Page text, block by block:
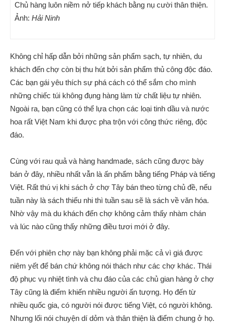
Chủ hàng luôn niềm nở tiếp khách bằng nụ cười thân thiện.
Ảnh: Hải Ninh
Không chỉ hấp dẫn bởi những sản phẩm sạch, tự nhiên, du
khách đến chợ còn bị thu hút bởi sản phẩm thủ công độc đáo.
Các bạn gái yêu thích sự phá cách có thể sắm cho mình
những chiếc túi không đụng hàng làm từ chất liệu tự nhiên.
Ngoài ra, bạn cũng có thể lựa chọn các loại tinh dầu và nước
hoa rất Việt Nam khi được pha trộn với công thức riêng, độc
đáo.
Cùng với rau quả và hàng handmade, sách cũng được bày
bán ở đây, nhiều nhất vẫn là ấn phẩm bằng tiếng Pháp và tiếng
Việt. Rất thú vị khi sách ở chợ Tây bán theo từng chủ đề, nếu
tuần này là sách thiếu nhi thì tuần sau sẽ là sách về văn hóa.
Nhờ vậy mà du khách đến chợ không cảm thấy nhàm chán
và lúc nào cũng thấy những điều tươi mới ở đây.
Đến với phiên chợ này bạn không phải mặc cả vì giá được
niêm yết để bán chứ không nói thách như các chợ khác. Thái
độ phục vụ nhiệt tình và chu đáo của các chủ gian hàng ở chợ
Tây cũng là điểm khiến nhiều người ấn tượng. Họ đến từ
nhiều quốc gia, có người nói được tiếng Việt, có người không.
Nhưng lối nói chuyện dí dỏm và thân thiện là điểm chung ở họ.